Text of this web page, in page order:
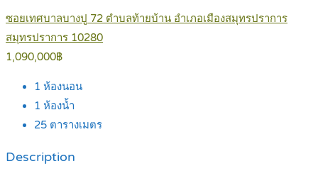
ซอยเทศบาลบางปู 72 ตำบลท้ายบ้าน อำเภอเมืองสมุทรปราการ
สมุทรปราการ 10280
1,090,000฿
1 ห้องนอน
1 ห้องน้ำ
25 ตารางเมตร
Description